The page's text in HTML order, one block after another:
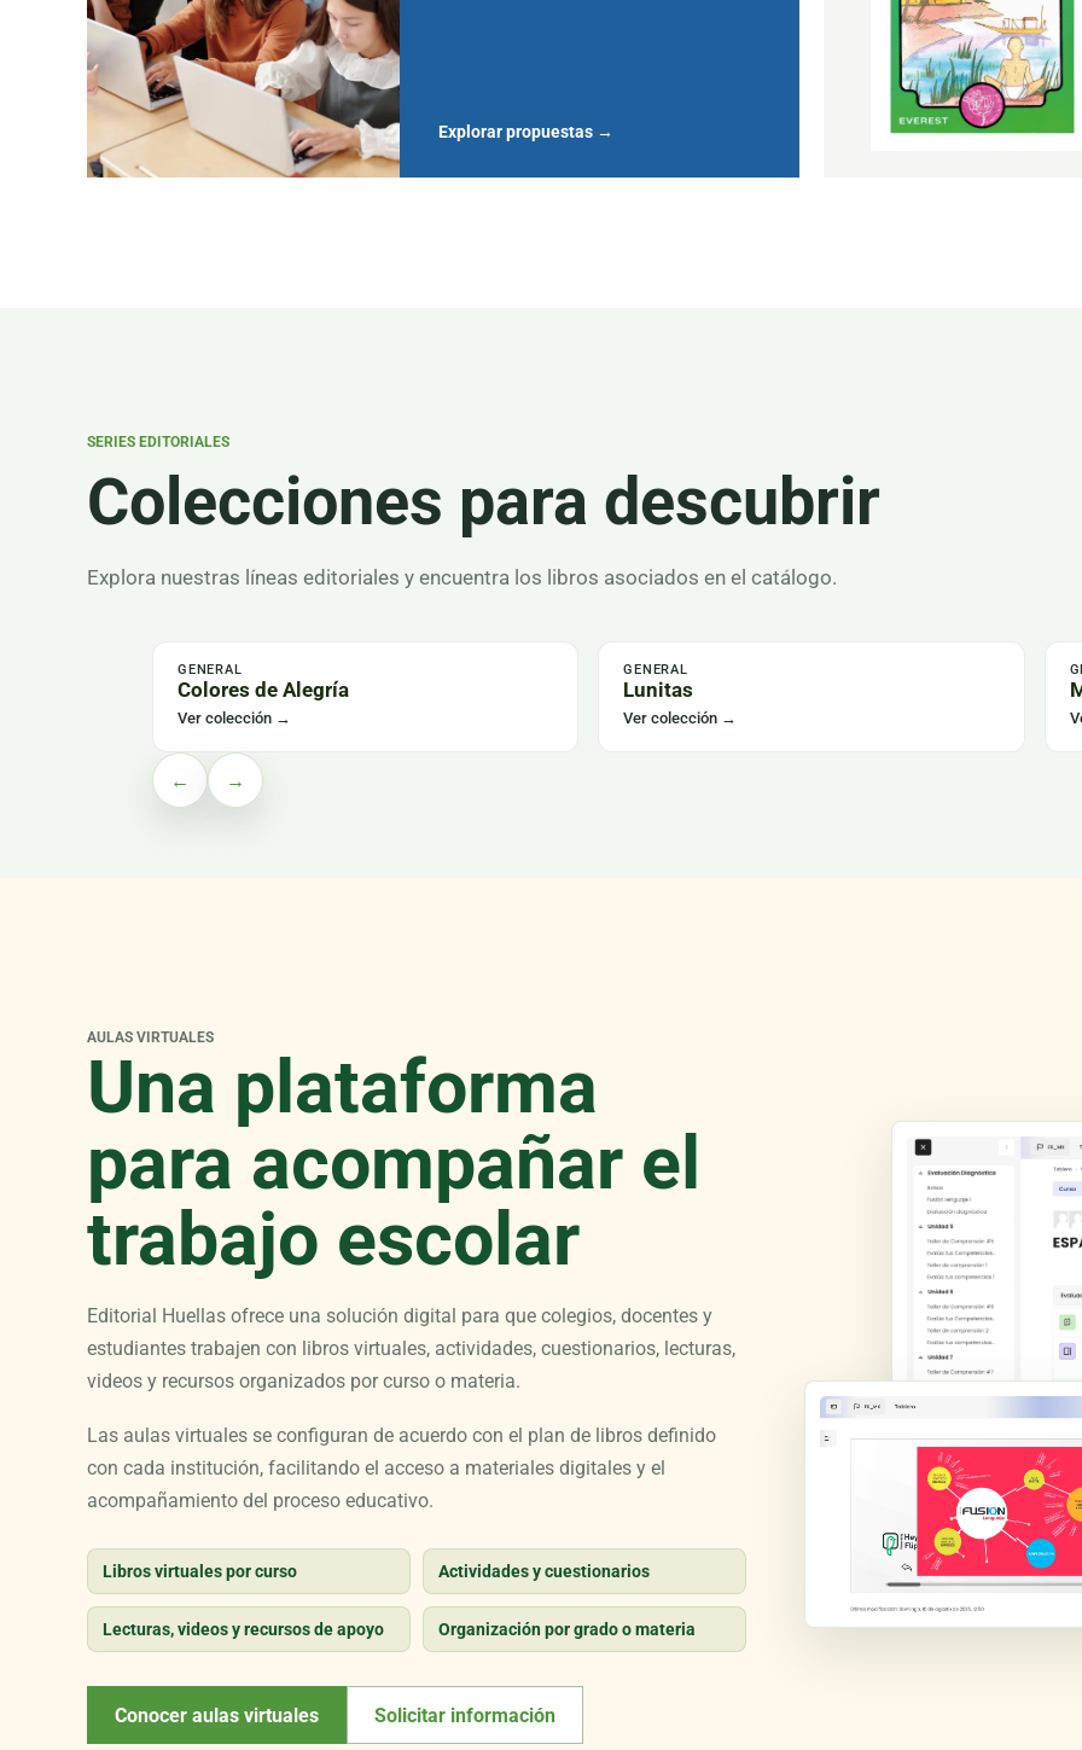
Explorar propuestas →
SERIES EDITORIALES
Colecciones para descubrir
Explora nuestras líneas editoriales y encuentra los libros asociados en el catálogo.
GENERAL
Colores de Alegría
Ver colección →
GENERAL
Lunitas
Ver colección →
← →
AULAS VIRTUALES
Una plataforma
para acompañar el
trabajo escolar
Editorial Huellas ofrece una solución digital para que colegios, docentes y
estudiantes trabajen con libros virtuales, actividades, cuestionarios, lecturas,
videos y recursos organizados por curso o materia.
Las aulas virtuales se configuran de acuerdo con el plan de libros definido
con cada institución, facilitando el acceso a materiales digitales y el
acompañamiento del proceso educativo.
Libros virtuales por curso Actividades y cuestionarios
Lecturas, videos y recursos de apoyo Organización por grado o materia
Conocer aulas virtuales Solicitar información